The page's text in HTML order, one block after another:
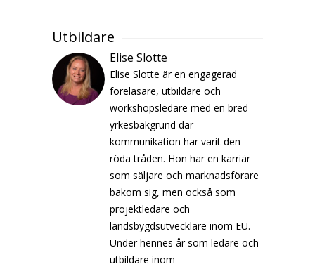
Utbildare
Elise Slotte
Elise Slotte är en engagerad
föreläsare, utbildare och
workshopsledare med en bred
yrkesbakgrund där
kommunikation har varit den
röda tråden. Hon har en karriär
som säljare och marknadsförare
bakom sig, men också som
projektledare och
landsbygdsutvecklare inom EU.
Under hennes år som ledare och
utbildare inom